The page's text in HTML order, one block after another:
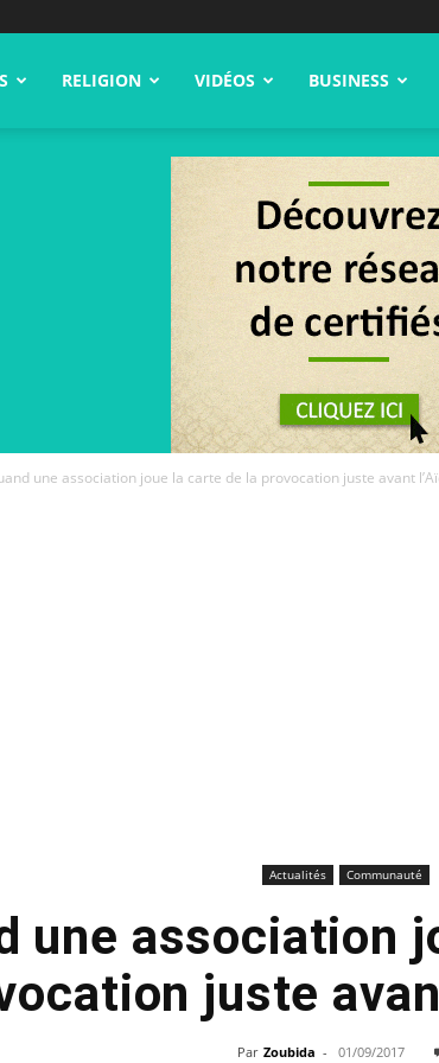
RELIGION VIDÉOS BUSINESS
une association joue la carte de la provocation juste avant
Actualités Communauté
une association
juste
Par Zoubida - 01/09/2017